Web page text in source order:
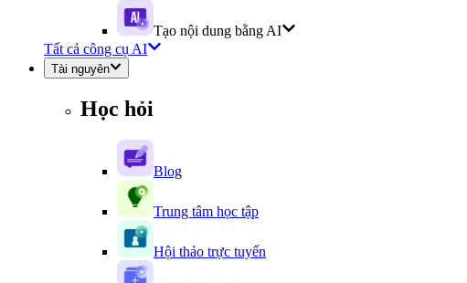
Tạo nội dung bằng AI
Tất cả công cụ AI
Tài nguyên
Học hỏi
Blog
Trung tâm học tập
Hội thảo trực tuyến